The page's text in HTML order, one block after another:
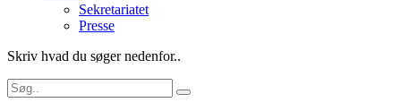
Sekretariatet
Presse
Skriv hvad du søger nedenfor..